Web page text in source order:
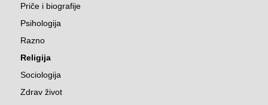
Priče i biografije
Psihologija
Razno
Religija
Sociologija
Zdrav život